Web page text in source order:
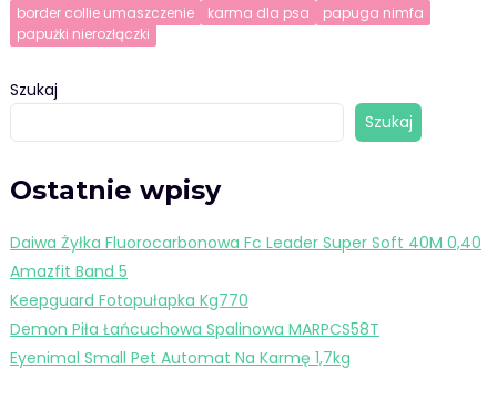
border collie umaszczenie karma dla psa
papuga nimfa
papużki nierozłączki
Szukaj
Szukaj
Ostatnie wpisy
Daiwa Żyłka Fluorocarbonowa Fc Leader Super Soft 40M 0,40
Amazfit Band 5
Keepguard Fotopułapka Kg770
Demon Piła Łańcuchowa Spalinowa MARPCS58T
Eyenimal Small Pet Automat Na Karmę 1,7kg